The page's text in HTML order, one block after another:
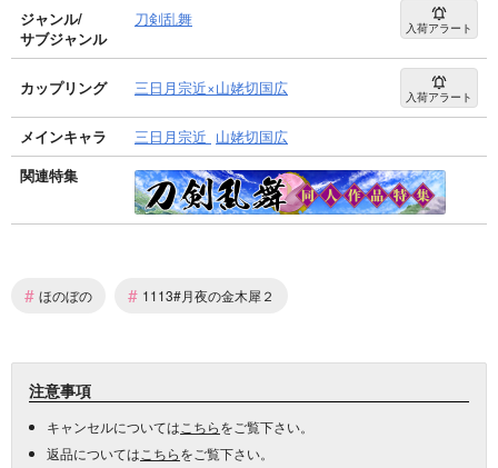
ジャンル/
サブジャンル
刀剣乱舞 入荷アラート
カップリング 三日月宗近×山姥切国広 入荷アラート
メインキャラ 三日月宗近 山姥切国広
関連特集
# ほのぼの # 1113#月夜の金木犀２
注意事項
キャンセルについては こちらをご覧下さい。
返品については こちらをご覧下さい。